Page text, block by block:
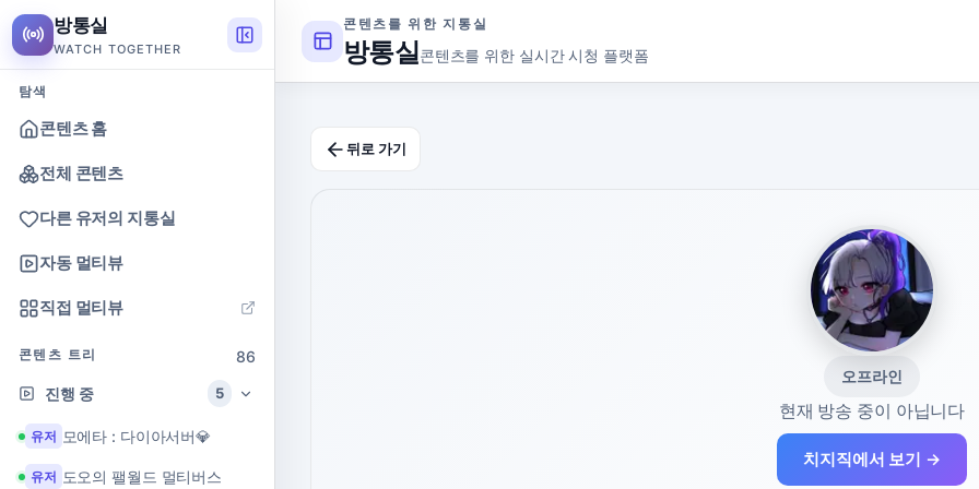
방통실
WATCH TOGETHER
탐색
콘텐츠 홈
전체 콘텐츠
다른 유저의 지통실
자동 멀티뷰
직접 멀티뷰
콘텐츠 트리
86
진행 중
5
유저 모에타 : 다이아서버💎
유저 도오의 팰월드 멀티버스
콘텐츠를 위한 지통실
방통실콘텐츠를 위한 실시간 시청 플랫폼
뒤로 가기
오프라인
현재 방송 중이 아닙니다
치지직에서 보기 →